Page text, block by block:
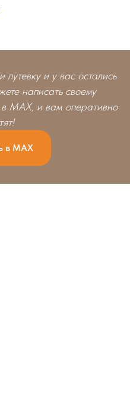
и у вас остались
написать своему
MAX, и вам оперативно
в MAX